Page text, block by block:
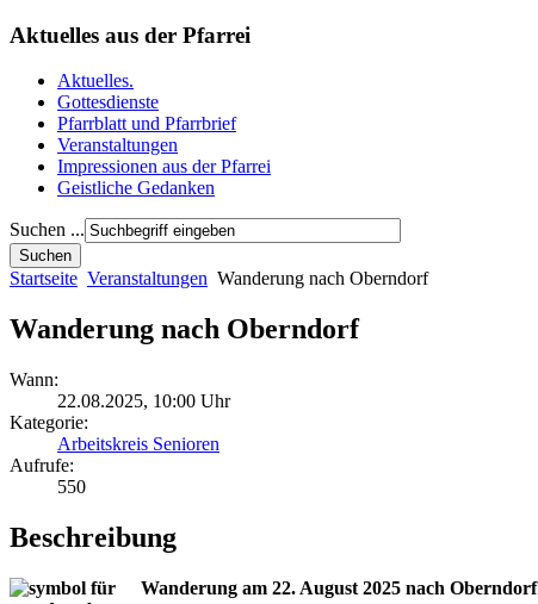
Aktuelles aus der Pfarrei
Aktuelles.
Gottesdienste
Pfarrblatt und Pfarrbrief
Veranstaltungen
Impressionen aus der Pfarrei
Geistliche Gedanken
Suchen ...
Startseite Veranstaltungen Wanderung nach Oberndorf
Wanderung nach Oberndorf
Wann:
22.08.2025, 10:00 Uhr
Kategorie:
Arbeitskreis Senioren
Aufrufe:
550
Beschreibung
Wanderung am 22. August 2025 nach Oberndorf